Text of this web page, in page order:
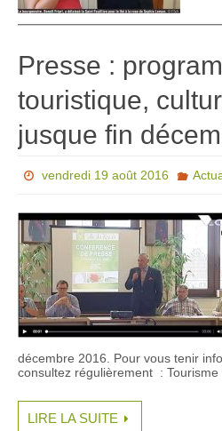
Presse :
touristique,
jusque fin
vendredi 19 août 2016
décembre 2016. Pour vous tenir
consultez régulièrement : Tourisme
LIRE LA SUITE